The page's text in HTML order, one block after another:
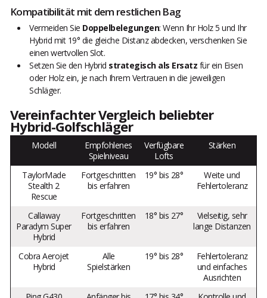
Kompatibilität mit dem restlichen Bag
Vermeiden Sie Doppelbelegungen: Wenn Ihr Holz 5 und Ihr
Hybrid mit 19° die gleiche Distanz abdecken, verschenken Sie
einen wertvollen Slot.
Setzen Sie den Hybrid strategisch als Ersatz für ein Eisen
oder Holz ein, je nach Ihrem Vertrauen in die jeweiligen
Schläger.
Vereinfachter Vergleich beliebter
Hybrid-Golfschläger
Modell
Empfohlenes
Spielniveau
Verfügbare
Lofts
Stärken
TaylorMade
Stealth 2
Rescue
Fortgeschritten
bis erfahren
19° bis 28°
Weite und
Fehlertoleranz
Callaway
Paradym Super
Hybrid
Fortgeschritten
bis erfahren
18° bis 27°
Vielseitig, sehr
lange Distanzen
Cobra Aerojet
Hybrid
Alle
Spielstärken
19° bis 28°
Fehlertoleranz
und einfaches
Ausrichten